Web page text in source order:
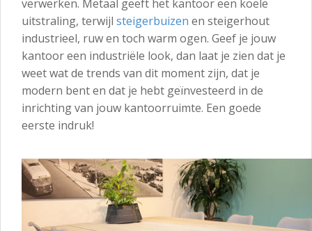
verwerken. Metaal geeft het kantoor een koele
uitstraling, terwijl steigerbuizen en steigerhout
industrieel, ruw en toch warm ogen. Geef je jouw
kantoor een industriële look, dan laat je zien dat je
weet wat de trends van dit moment zijn, dat je
modern bent en dat je hebt geïnvesteerd in de
inrichting van jouw kantoorruimte. Een goede
eerste indruk!